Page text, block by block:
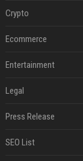
Crypto
Ecommerce
Entertainment
Legal
Press Release
SEO List